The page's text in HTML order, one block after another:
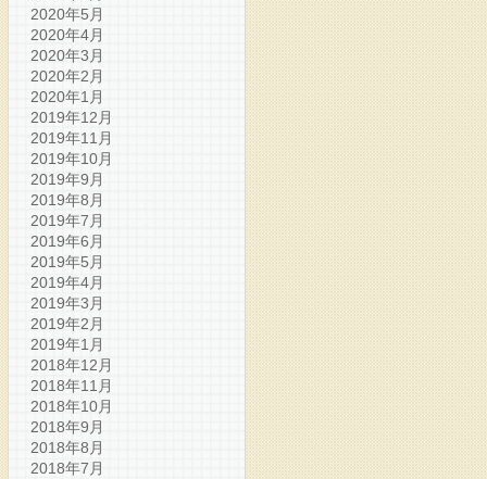
2020年5月
2020年4月
2020年3月
2020年2月
2020年1月
2019年12月
2019年11月
2019年10月
2019年9月
2019年8月
2019年7月
2019年6月
2019年5月
2019年4月
2019年3月
2019年2月
2019年1月
2018年12月
2018年11月
2018年10月
2018年9月
2018年8月
2018年7月